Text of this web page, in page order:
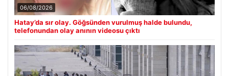
06/08/2026
Hatay’da sır olay. Göğsünden vurulmuş halde bulundu,
telefonundan olay anının videosu çıktı